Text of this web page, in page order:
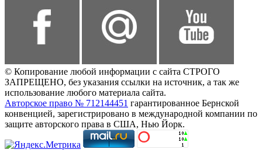
© Копирование любой информации с сайта СТРОГО
ЗАПРЕЩЕНО, без указания ссылки на источник, а так же
использование любого материала сайта.
Авторское право № 712144451 гарантированное Бернской
конвенцией, зарегистрировано в международной компании по
защите авторского права в США, Нью Йорк.